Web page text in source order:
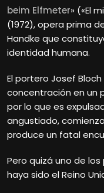
beim Elfmeter» («El
(1972), opera prima
Handke que
identidad humana.
El portero Josef
concentración en un
por lo que es
angustiado,
produce un fatal
Pero quizá uno de
haya sido el Reino